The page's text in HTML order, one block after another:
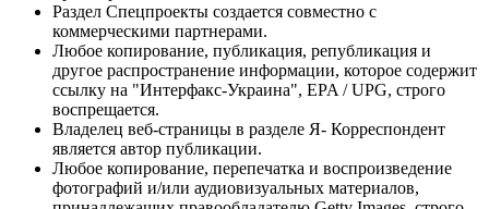
Раздел Спецпроекты создается совместно с
коммерческими партнерами.
Любое копирование, публикация, републикация и
другое распространение информации, которое содержит
ссылку на "Интерфакс-Украина", EPA / UPG, строго
воспрещается.
Владелец веб-страницы в разделе Я- Корреспондент
является автор публикации.
Любое копирование, перепечатка и воспроизведение
фотографий и/или аудиовизуальных материалов,